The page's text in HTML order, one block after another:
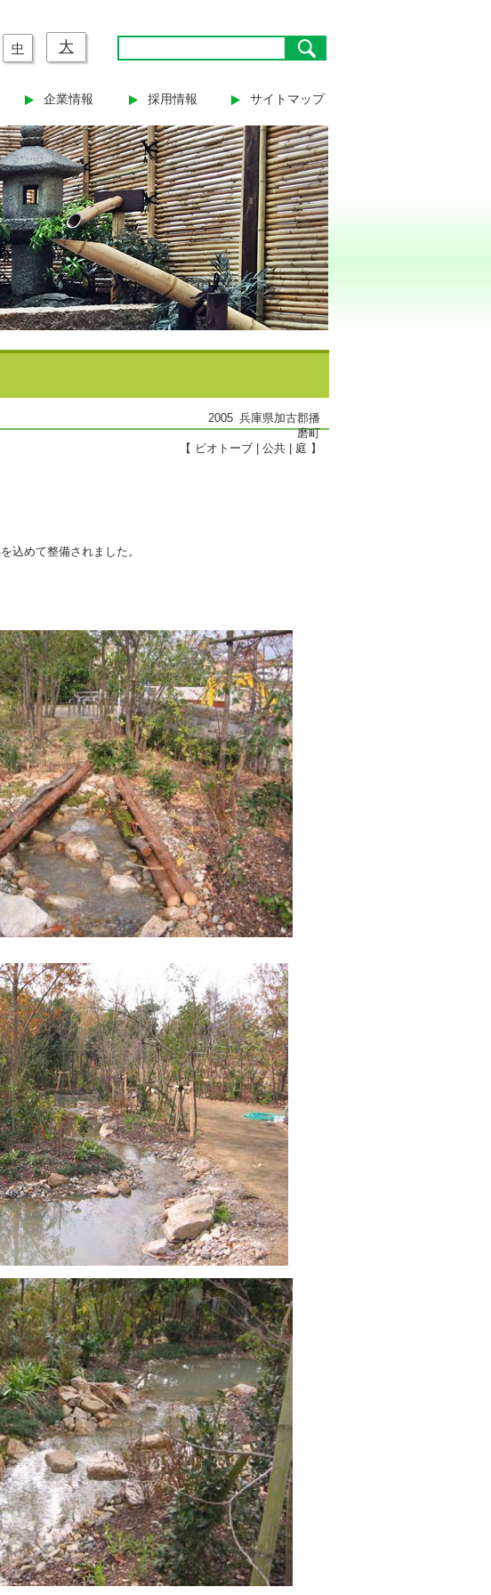
中 大
企業情報 採用情報 サイトマップ
兵庫県加古郡播
磨町
2005
【 ビオトーブ 公共 庭 】
込めて整備されました。